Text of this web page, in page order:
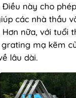
Điều này cho
các nhà thầu
nữa, với tuổi
mạ kẽm
lâu dài.